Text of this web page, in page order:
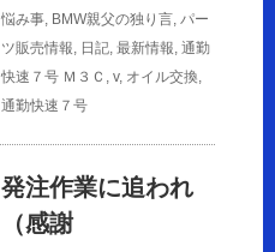
悩み事, BMW親父の独り言, パー
ツ販売情報, 日記, 最新情報, 通勤
快速７号 Ｍ３Ｃ , v, オイル交換,
通勤快速７号
発注作業に追われ
（感謝